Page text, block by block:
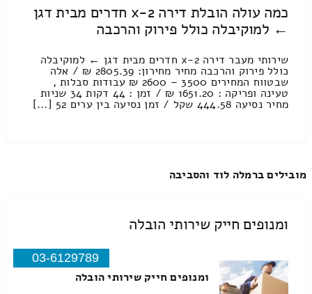
כמה עולה הובלת דירה 2-x חדרים מבית דגן
← למוקיבלה כולל פירוק והרכבה
שירותי מעבר דירה 2-x חדרים מבית דגן ← למוקיבלה
כולל פירוק והרכבה מחיר מחירון: 2805.39 ₪ / אלה
שבטווח המחירים 3500 – 2600 ₪ עבודות סבלות ,
טעינה ופריקה : 1651.20 ₪ / זמן : 44 דקות 34 שניות
מחיר נסיעה 444.58 שקל / זמן נסיעה בין ערים 52 [...]
מובילים ברמלה לוד והסביבה
ומנופים חייק שירותי הובלה
03-6129789
ומנופים חייק שירותי הובלה